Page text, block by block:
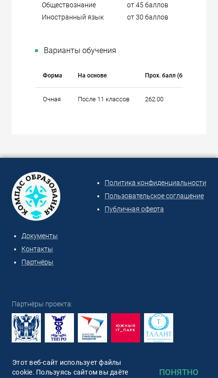
Обществознание
от 45 баллов
Иностранный язык
от 30 баллов
Варианты обучения
Форма На основе Прох. балл (бюджет)
Очная После 11 классов 262.00
Политика конфиденциальности
Пользовательское соглашение
Публичная оферта
Документы
Контакты
Партнёры
Партнёры проекта:
ООО "СИРИН" 2026
Этот веб-сайт использует файлы
cookie. Пользуясь сайтом вы даёте
ПОНЯТНО